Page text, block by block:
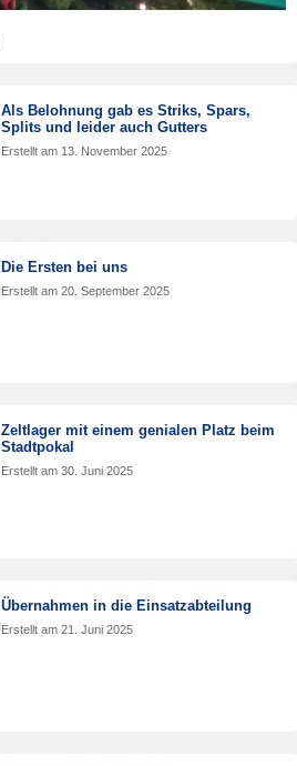
Als Belohnung gab es Striks, Spars,
Splits und leider auch Gutters
Erstellt am 13. November 2025
Die Ersten bei uns
Erstellt am20. September 2025
Zeltlager mit einem genialen Platz beim
Stadtpokal
Erstellt am30. Juni 2025
Übernahmen in die Einsatzabteilung
Erstellt am21. Juni 2025